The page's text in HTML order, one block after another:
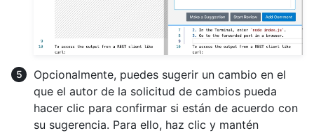
Opcionalmente, puedes sugerir un cambio en el
que el autor de la solicitud de cambios pueda
hacer clic para confirmar si están de acuerdo con
su sugerencia. Para ello, haz clic y mantén